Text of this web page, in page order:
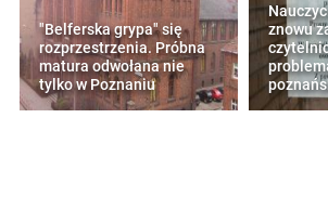
"Belferska grypa" się
rozprzestrzenia. Próbna
matura odwołana nie
tylko w Poznaniu
znowu